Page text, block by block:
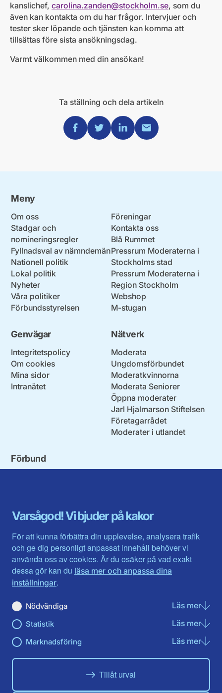
Varsågod! Vi bjuder på kakor
För att kunna förbättra din upplevelse, analysera trafik
och ge dig personligt anpassat innehåll behöver vi
använda oss av cookies. Är du osäker på vad exakt
dessa gör kan du läsa mer och anpassa dina
inställningar.
Nödvändiga Läs merom
Statistik Läs merom
Marknadsföring Läs merom
Tillåt urval
kanslichef, carolina.zanden@stockholm.se, som du
även kan kontakta om du har frågor. Intervjuer och
tester sker löpande och tjänsten kan komma att
tillsättas före sista ansökningsdag.
Varmt välkommen med din ansökan!
Ta ställning och dela artikeln
Dela via Facebook
Dela via Twitter
Dela via Linkedin
Dela via Mail
Meny
Om oss
Stadgar och
nomineringsregler
Fyllnadsval av nämndemän
Nationell politik
Lokal politik
Nyheter
Våra politiker
Förbundsstyrelsen
Föreningar
Kontakta oss
Blå Rummet
Pressrum Moderaterna i
Stockholms stad
Pressrum Moderaterna i
Region Stockholm
Webshop
M-stugan
Genvägar
Integritetspolicy
Om cookies
Mina sidor
Intranätet
Nätverk
Moderata
Ungdomsförbundet
Moderatkvinnorna
Moderata Seniorer
Öppna moderater
Jarl Hjalmarson Stiftelsen
Företagarrådet
Moderater i utlandet
Förbund
Gävleborg
Halland
Jämtlands län
Jönköpings län
Kalmar län
Kronobergs län
Norrbotten
Skåne län
Värmlands län
Västerbotten
Västra Götaland
Västernorrland
Västmanland
Örebro län
Östergötland
Du hittar oss här på sociala medier
Facebook
Instagram